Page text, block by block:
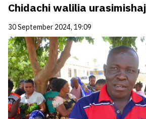
Chidachi walilia
30 September 2024, 19:09